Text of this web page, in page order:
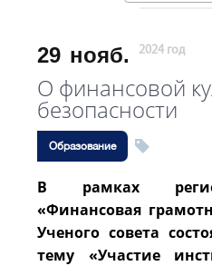
29 нояб. 2024 год
О финансовой
безопасности
Образование
В рамках
«Финансовая
Ученого совета
тему «Участие